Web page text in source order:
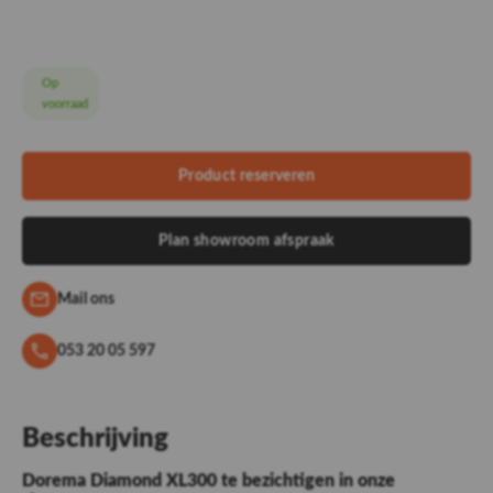
Op
voorraad
Product reserveren
Plan showroom afspraak
Mail ons
053 20 05 597
Beschrijving
Dorema Diamond XL300 te bezichtigen in onze